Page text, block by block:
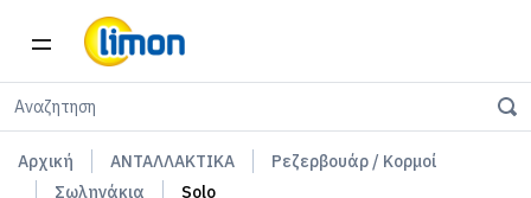
Αρχική ΑΝΤΑΛΛΑΚΤΙΚΑ
Ρεζερβουάρ / Κορμοί
Σωληνάκια
Solo